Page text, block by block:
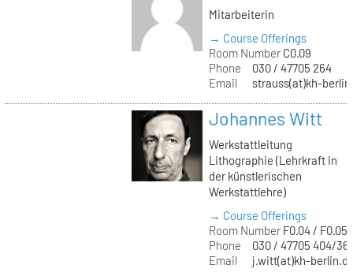
Mitarbeiterin
→ Course Offerings
Room NumberC0.09
Phone
030 / 47705 264
Email
strauss(at)kh-
Johannes Witt
Werkstattleitung
Lithographie (Lehrkraft in
der künstlerischen
Werkstattlehre)
→ Course Offerings
Room NumberF0.04 / F0.05
Phone
030 / 47705 404/
Email
j.witt(at)kh-